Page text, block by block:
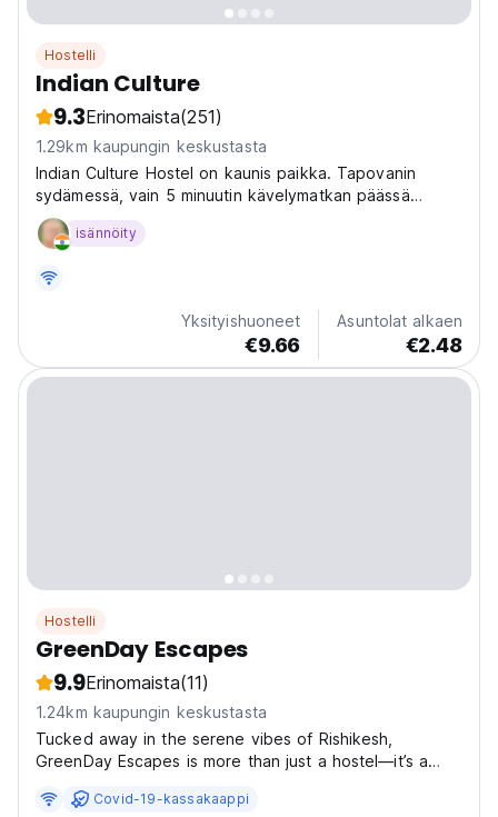
Hostelli
Indian Culture
9.3Erinomaista(251)
1.29km kaupungin keskustasta
Indian Culture Hostel on kaunis paikka. Tapovanin
sydämessä, vain 5 minuutin kävelymatkan päässä
kuuluisalta Laxman Jhula -sillalta ja markkinoilta, ja
edelleen erittäin rauhallisessa ja hiljaisessa
hiljaa...
isännöity
Yksityishuoneet
€9.66
Asuntolat alkaen
€2.48
Hostelli
GreenDay Escapes
9.9Erinomaista(11)
1.24km kaupungin keskustasta
Tucked away in the serene vibes of Rishikesh,
GreenDay Escapes is more than just a hostel—it’s a
unwind, and explore. Surrounded by peaceful hills and
Covid-19-kassakaappi